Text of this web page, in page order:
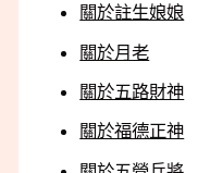
關於註生娘娘
關於月老
關於五路財神
關於福德正神